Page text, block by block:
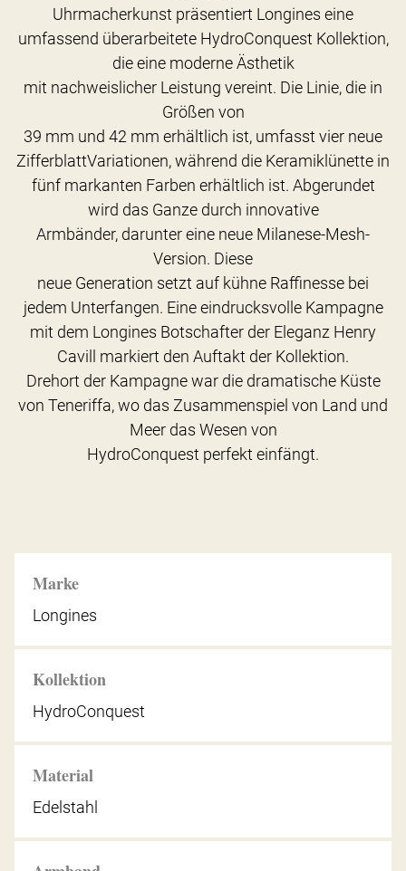
Marke
Longines
Kollektion
HydroConquest
Material
Edelstahl
Uhrmacherkunst präsentiert Longines eine
umfassend überarbeitete HydroConquest Kollektion,
die eine moderne Ästhetik
mit nachweislicher Leistung vereint. Die Linie, die in
Größen von
39 mm und 42 mm erhältlich ist, umfasst vier neue
ZifferblattVariationen, während die Keramiklünette in
fünf markanten Farben erhältlich ist. Abgerundet
wird das Ganze durch innovative
Armbänder, darunter eine neue Milanese-Mesh-
Version. Diese
neue Generation setzt auf kühne Raffinesse bei
jedem Unterfangen. Eine eindrucksvolle Kampagne
mit dem Longines Botschafter der Eleganz Henry
Cavill markiert den Auftakt der Kollektion.
Drehort der Kampagne war die dramatische Küste
von Teneriffa, wo das Zusammenspiel von Land und
Meer das Wesen von
HydroConquest perfekt einfängt.